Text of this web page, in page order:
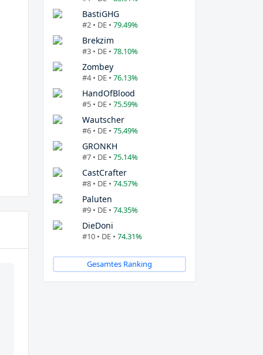
BastiGHG
#2 • DE • 79.49%
Brekzim
#3 • DE • 78.10%
Zombey
#4 • DE • 76.13%
HandOfBlood
#5 • DE • 75.59%
Wautscher
#6 • DE • 75.49%
GRONKH
#7 • DE • 75.14%
CastCrafter
#8 • DE • 74.57%
Paluten
#9 • DE • 74.35%
DieDoni
#10 • DE • 74.31%
Gesamtes Ranking